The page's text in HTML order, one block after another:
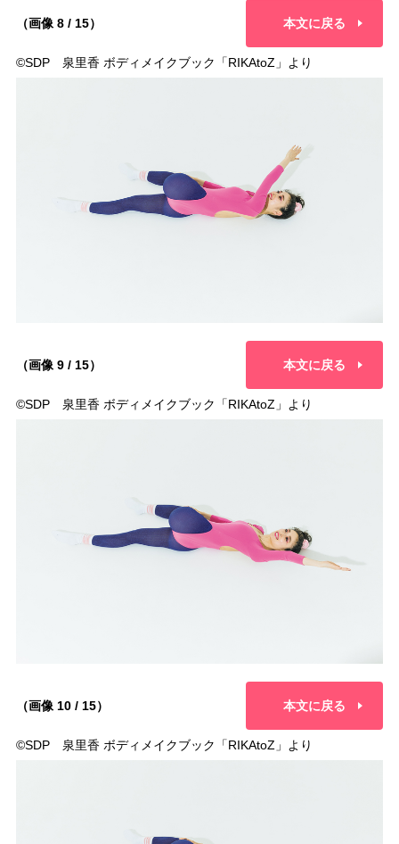
（画像 8 / 15） 本文に戻る
©︎SDP 泉里香 ボディメイクブック「RIKAtoZ」より
（画像 9 / 15） 本文に戻る
©︎SDP 泉里香 ボディメイクブック「RIKAtoZ」より
（画像 10 / 15） 本文に戻る
©︎SDP 泉里香 ボディメイクブック「RIKAtoZ」より